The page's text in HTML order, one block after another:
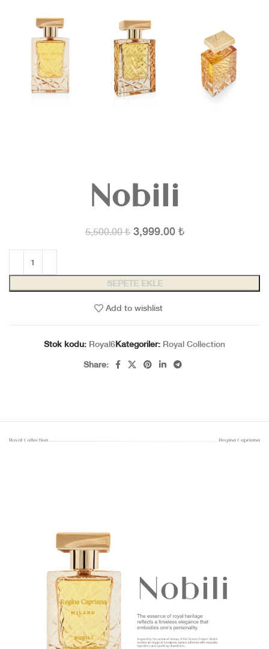
Nobili
5,500.00₺ 3,999.00 ₺
SEPETE EKLE
Add to wishlist
Stok kodu: Royal6Kategoriler: Royal Collection
Share: